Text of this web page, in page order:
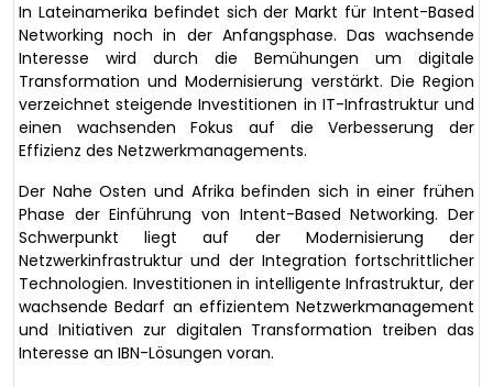
In Lateinamerika befindet sich der Markt für Intent-Based
Networking noch in der Anfangsphase. Das wachsende
Interesse wird durch die Bemühungen um digitale
Transformation und Modernisierung verstärkt. Die Region
verzeichnet steigende Investitionen in IT-Infrastruktur und
einen wachsenden Fokus auf die Verbesserung der
Effizienz des Netzwerkmanagements.
Der Nahe Osten und Afrika befinden sich in einer frühen
Phase der Einführung von Intent-Based Networking. Der
Schwerpunkt liegt auf der Modernisierung der
Netzwerkinfrastruktur und der Integration fortschrittlicher
Technologien. Investitionen in intelligente Infrastruktur, der
wachsende Bedarf an effizientem Netzwerkmanagement
und Initiativen zur digitalen Transformation treiben das
Interesse an IBN-Lösungen voran.